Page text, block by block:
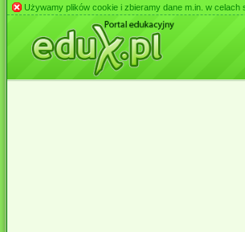
Używamy plików cookie i zbieramy dane m.in. w